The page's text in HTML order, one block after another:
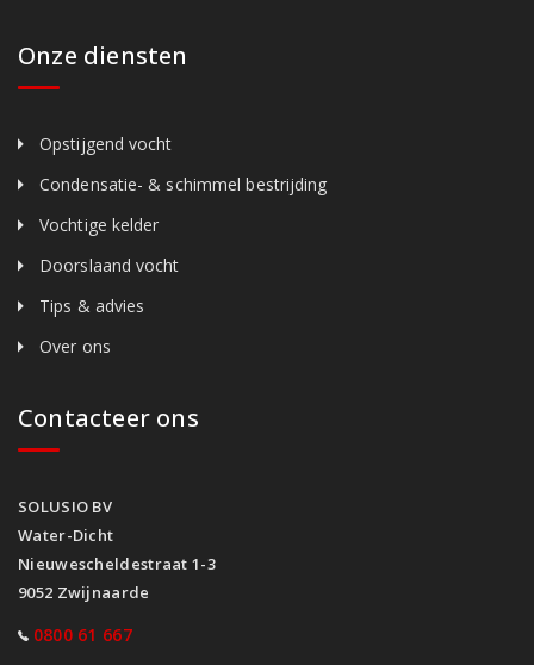
Onze diensten
Opstijgend vocht
Condensatie- & schimmel bestrijding
Vochtige kelder
Doorslaand vocht
Tips & advies
Over ons
Contacteer ons
SOLUSIO BV
Water-Dicht
Nieuwescheldestraat 1-3
9052 Zwijnaarde
0800 61 667